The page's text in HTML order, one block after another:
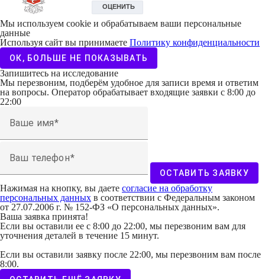
Мы используем cookie и обрабатываем ваши персональные
данные
Используя сайт вы принимаете Политику конфиденциальности
ОК, БОЛЬШЕ НЕ ПОКАЗЫВАТЬ
Запишитесь на исследование
Мы перезвоним, подберём удобное для записи время и ответим
на вопросы. Оператор обрабатывает входящие заявки с 8:00 до
22:00
Ваше имя
Ваш телефон
ОСТАВИТЬ ЗАЯВКУ
Нажимая на кнопку, вы даете согласие на обработку
персональных данных в соответствии с Федеральным законом
от 27.07.2006 г. № 152-ФЗ «О персональных данных».
Ваша заявка принята!
Если вы оставили ее с 8:00 до 22:00, мы перезвоним вам для
уточнения деталей в течение 15 минут.
Если вы оставили заявку после 22:00, мы перезвоним вам после
8:00.